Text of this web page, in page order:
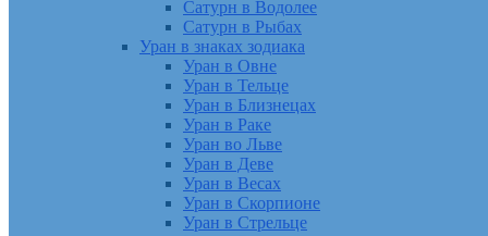
Сатурн в Водолее
Сатурн в Рыбах
Уран в знаках зодиака
Уран в Овне
Уран в Тельце
Уран в Близнецах
Уран в Раке
Уран во Льве
Уран в Деве
Уран в Весах
Уран в Скорпионе
Уран в Стрельце